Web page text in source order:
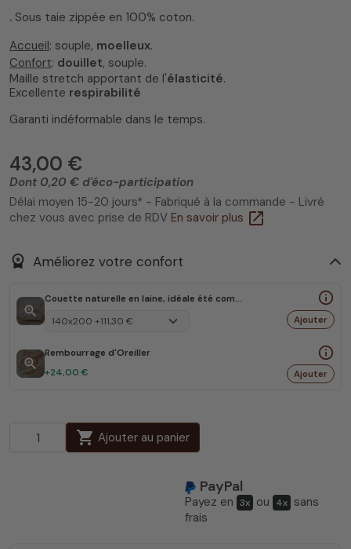
. Sous taie zippée en 100% coton.
Accueil: souple, moelleux.
Confort: douillet, souple.
Maille stretch apportant de l'élasticité.
Excellente respirabilité
Garanti indéformable dans le temps.
43,00 €
Dont 0,20 € d'éco-participation
Délai moyen 15-20 jours* - Fabriqué à la commande - Livré
chez vous avec prise de RDV En savoir plus open_in_new
workspace_premium Améliorez votre confort
zoom_in
Couette naturelle en laine, idéale été comme hiver info_outline
Ajouter
zoom_in
Rembourrage d'Oreiller info_outline
+24,00 € Ajouter
shopping_cart Ajouter au panier
PayPal
Payez en 3x ou 4x sans
frais